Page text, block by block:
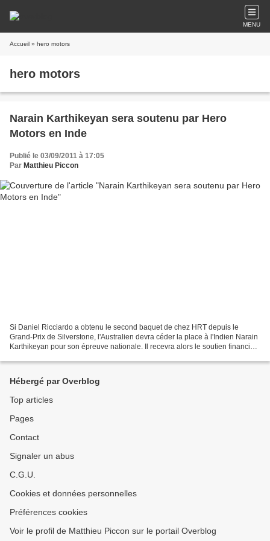
MENU
Accueil » hero motors
hero motors
Narain Karthikeyan sera soutenu par Hero
Motors en Inde
Publié le 03/09/2011 à 17:05
Par Matthieu Piccon
Si Daniel Ricciardo a obtenu le second baquet de chez HRT depuis le
Grand-Prix de Silverstone, l'Australien devra céder la place à l'Indien Narain
Karthikeyan pour son épreuve nationale. Il recevra alors le soutien financier
Hébergé par Overblog
Top articles
Pages
Contact
Signaler un abus
C.G.U.
Cookies et données personnelles
Préférences cookies
Voir le profil de Matthieu Piccon sur le portail Overblog